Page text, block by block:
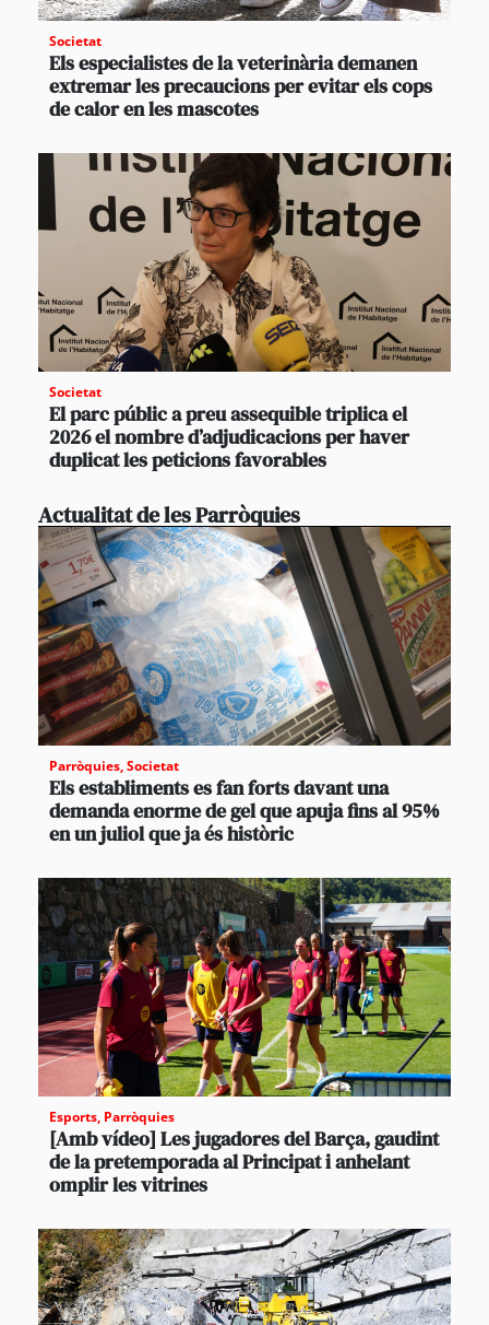
Societat
Els especialistes de la veterinària demanen
extremar les precaucions per evitar els cops
de calor en les mascotes
Societat
El parc públic a preu assequible triplica el
2026 el nombre d’adjudicacions per haver
duplicat les peticions favorables
Actualitat de les Parròquies
Parròquies,Societat
Els establiments es fan forts davant una
demanda enorme de gel que apuja fins al 95%
en un juliol que ja és històric
Esports, Parròquies
[Amb vídeo] Les jugadores del Barça, gaudint
de la pretemporada al Principat i anhelant
omplir les vitrines